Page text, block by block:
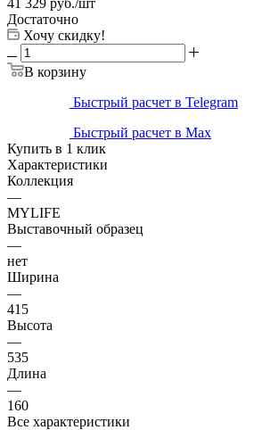
Достаточно
Хочу скидку!
В корзину
Быстрый расчет в Telegram
Быстрый расчет в Max
Купить в 1 клик
Характеристики
Коллекция
—
MYLIFE
Выставочный образец
—
нет
Ширина
—
415
Высота
—
535
Длина
—
160
Все характеристики